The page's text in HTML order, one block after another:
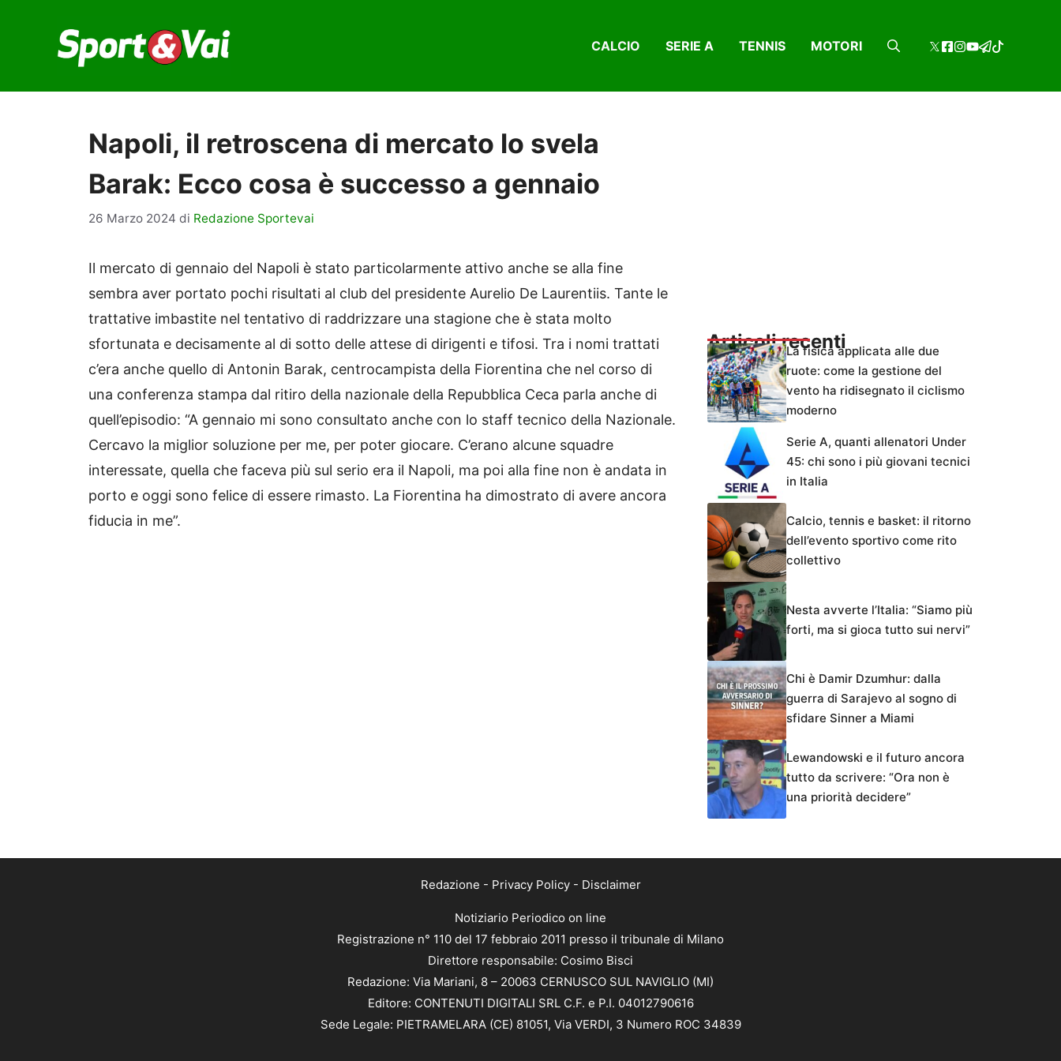
contenuto
CALCIO SERIE A TENNIS MOTORI
Napoli, il retroscena di mercato lo svela
Barak: Ecco cosa è successo a gennaio
26 Marzo 2024 di Redazione Sportevai
Il mercato di gennaio del Napoli è stato particolarmente attivo anche se alla fine
sembra aver portato pochi risultati al club del presidente Aurelio De Laurentiis. Tante le
trattative imbastite nel tentativo di raddrizzare una stagione che è stata molto
sfortunata e decisamente al di sotto delle attese di dirigenti e tifosi. Tra i nomi trattati
c’era anche quello di Antonin Barak, centrocampista della Fiorentina che nel corso di
una conferenza stampa dal ritiro della nazionale della Repubblica Ceca parla anche di
quell’episodio: “A gennaio mi sono consultato anche con lo staff tecnico della Nazionale.
Cercavo la miglior soluzione per me, per poter giocare. C’erano alcune squadre
interessate, quella che faceva più sul serio era il Napoli, ma poi alla fine non è andata in
porto e oggi sono felice di essere rimasto. La Fiorentina ha dimostrato di avere ancora
fiducia in me”.
Articoli recentiLa fisica applicata alle due
ruote: come la gestione del
vento ha ridisegnato il ciclismo
moderno
Serie A, quanti allenatori Under
45: chi sono i più giovani tecnici
in Italia
Calcio, tennis e basket: il ritorno
dell’evento sportivo come rito
collettivo
Nesta avverte l’Italia: “Siamo più
forti, ma si gioca tutto sui nervi”
Chi è Damir Dzumhur: dalla
guerra di Sarajevo al sogno di
sfidare Sinner a Miami
Lewandowski e il futuro ancora
tutto da scrivere: “Ora non è
una priorità decidere”
Redazione - Privacy Policy- Disclaimer
Notiziario Periodico on line
Registrazione n° 110 del 17 febbraio 2011 presso il tribunale di Milano
Direttore responsabile: Cosimo Bisci
Redazione: Via Mariani, 8 – 20063 CERNUSCO SUL NAVIGLIO (MI)
Editore: CONTENUTI DIGITALI SRL C.F. e P.I. 04012790616
Sede Legale: PIETRAMELARA (CE) 81051, Via VERDI, 3 Numero ROC 34839